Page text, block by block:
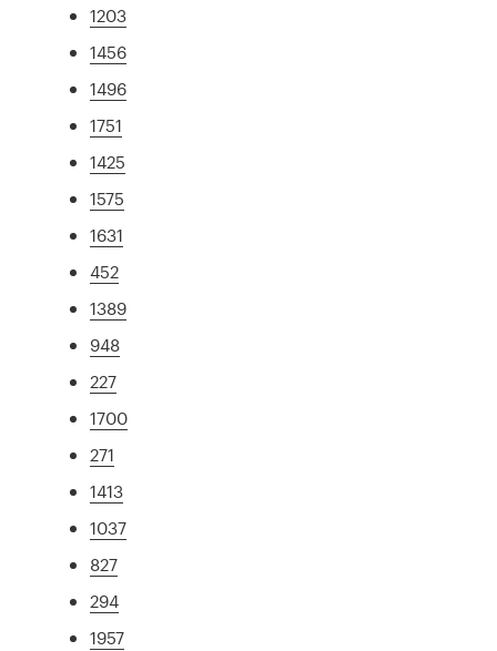
1203
1456
1496
1751
1425
1575
1631
452
1389
948
227
1700
271
1413
1037
827
294
1957